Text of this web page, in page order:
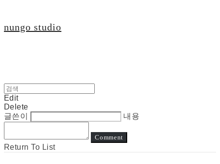
nungo studio
Edit
Delete
글쓴이
내용
Comment
Return To List